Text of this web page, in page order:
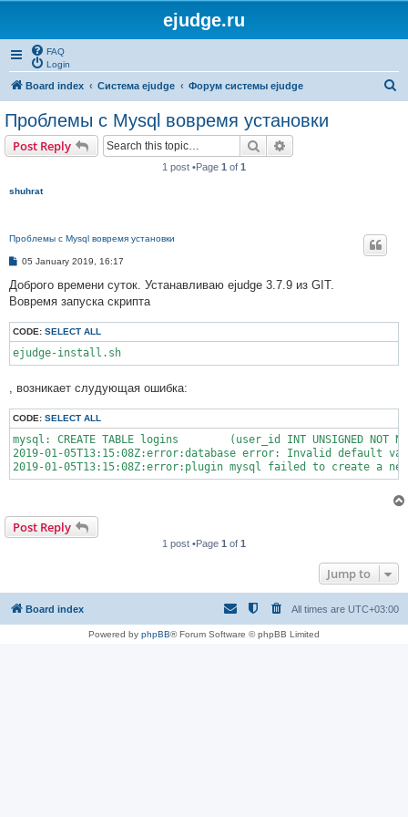
ejudge.ru
FAQ
Login
Board index Система ejudge Форум системы ejudge
Проблемы с Mysql вовремя установки
Post Reply Search
1 post •Page 1 of 1
shuhrat
Проблемы с Mysql вовремя установки
P
s
05 January 2019, 16:17
Доброго времени суток. Устанавливаю ejudge 3.7.9 из GIT.
Вовремя запуска скрипта
CODE: SELECT ALL
ejudge-install.sh
, возникает слудующая ошибка:
CODE: SELECT ALL
mysql: CREATE TABLE logins        (user_id INT UNSIGNED NOT
2019-01-05T13:15:08Z:error:database error: Invalid default
Post Reply
1 post •Page 1 of 1
Jump to
Board index All times are UTC+03:00
Powered by phpBB® Forum Software © phpBB Limited